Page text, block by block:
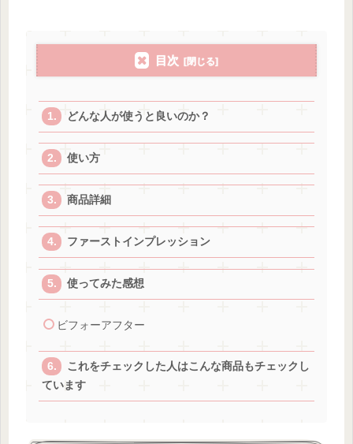
目次
どんな人が使うと良いのか？
使い方
商品詳細
ファーストインプレッション
使ってみた感想
ビフォーアフター
これをチェックした人はこんな商品もチェックし
ています